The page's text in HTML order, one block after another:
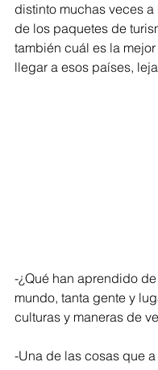
distinto muchas veces a
de los paquetes de
también cuál es la
llegar a esos países,
-¿Qué han aprendido
mundo, tanta gente y
culturas y maneras de
-Una de las cosas que